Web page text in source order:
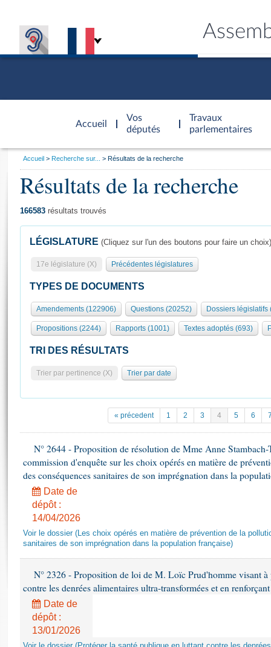
Accueil
d'accueil
Vos
députés
Travaux
parlementaires
Présidence
577 députés
Groupes politiques
Séance publique
Commissions et autres organes
Europe et International
Pétitions
Projets de loi
Propositions de loi
Amendements
Textes adoptés
Rapports d'information
Rapports d'enquête
Rapports législatifs
Rapports sur l'application des lois
Baromètre de l’application des lois
Dossiers législatifs
Général
Rôle et pouvoirs de l'Assemblée
Organisation de l'Assemblée
Présidence Conférence des Présidents Bureau Collège des
Statistiques et chiffres clés
Documents de référence
( Constitution | Règlement de l'Assemblée ... )
Juniors
Anciennes législatures
Liens vers les sites publics
Visiter l'Assemblée
Visite virtuelle du palais Bourbon
Assister à une séance
Contacts et plan d'accès
Photos libres de droit
Vous
Accueil Recherche sur... Résultats de la recherche
Résultats de la recherche
166583 résultats trouvés
LÉGISLATURE (Cliquez sur l'un des boutons pour faire un choix)
17e législature (X) Précédentes législatures
TYPES DE DOCUMENTS
Amendements (122906) Questions (20252) Dossiers législatifs
Propositions (2244) Rapports (1001) Textes adoptés (693)
TRI DES RÉSULTATS
Trier par pertinence (X) Trier par date
« précedent 1 2 3 4 5 6
N° 2644 - Proposition de résolution de Mme Anne
commission d'enquête sur les choix opérés en matière de
des conséquences sanitaires de son imprégnation dans la
Date de
dépôt :
14/04/2026
Voir le dossier (Les choix opérés en matière de prévention de la
sanitaires de son imprégnation dans la population française)
N° 2326 - Proposition de loi de M. Loïc Prud'homme visant
contre les denrées alimentaires ultra-transformées et en
Date de
dépôt :
13/01/2026